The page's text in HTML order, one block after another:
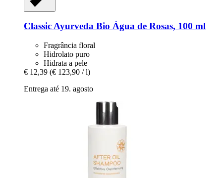
Classic Ayurveda Bio Água de Rosas, 100 ml
Fragrância floral
Hidrolato puro
Hidrata a pele
€ 12,39 (€ 123,90 / l)
Entrega até 19. agosto